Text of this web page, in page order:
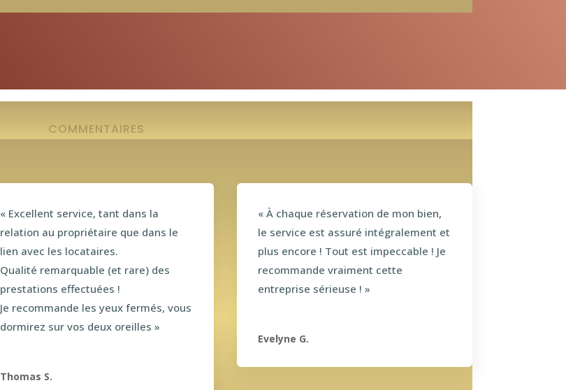
COMMENTAIRES
« Excellent service, tant dans la
relation au propriétaire que dans le
lien avec les locataires.
Qualité remarquable (et rare) des
prestations effectuées !
Je recommande les yeux fermés, vous
dormirez sur vos deux oreilles »
Thomas S.
« À chaque réservation de mon bien,
le service est assuré intégralement et
plus encore ! Tout est impeccable ! Je
recommande vraiment cette
entreprise sérieuse ! »
Evelyne G.